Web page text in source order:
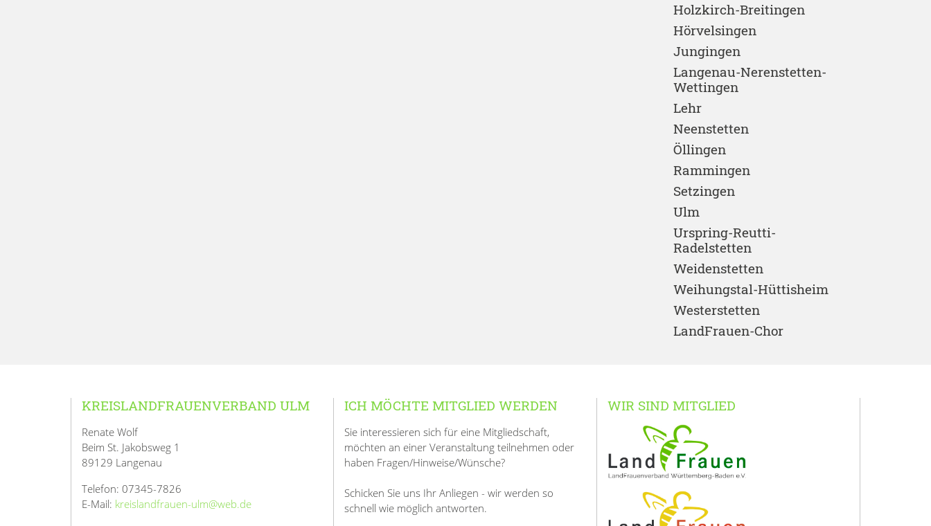
Holzkirch-Breitingen
Hörvelsingen
Jungingen
Langenau-Nerenstetten-
Wettingen
Lehr
Neenstetten
Öllingen
Rammingen
Setzingen
Ulm
Urspring-Reutti-
Radelstetten
Weidenstetten
Weihungstal-Hüttisheim
Westerstetten
LandFrauen-Chor
KREISLANDFRAUENVERBAND ULM
Renate Wolf
Beim St. Jakobsweg 1
89129 Langenau
Telefon: 07345-7826
E-Mail: kreislandfrauen-ulm@web.de
ICH MÖCHTE MITGLIED WERDEN
Sie interessieren sich für eine Mitgliedschaft,
möchten an einer Veranstaltung teilnehmen oder
haben Fragen/Hinweise/Wünsche?
Schicken Sie uns Ihr Anliegen - wir werden so
schnell wie möglich antworten.
WIR SIND MITGLIED